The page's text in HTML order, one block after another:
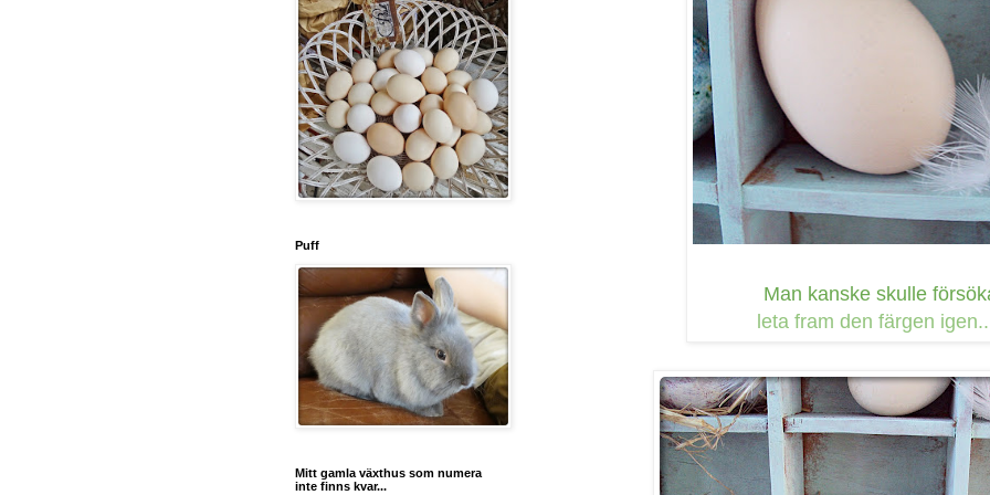
Man kanske skulle
leta fram den färgen
Puff
Mitt gamla växthus som numera
inte finns kvar...